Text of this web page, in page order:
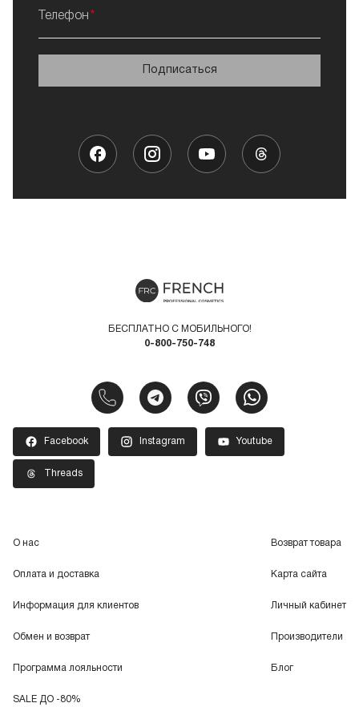
Телефон
Подписаться
БЕСПЛАТНО С МОБИЛЬНОГО!
0-800-750-748
Facebook Instagram Youtube
Threads
О нас
Оплата и доставка
Информация для клиентов
Обмен и возврат
Программа лояльности
SALE ДО -80%
Возврат товара
Карта сайта
Личный кабинет
Производители
Блог